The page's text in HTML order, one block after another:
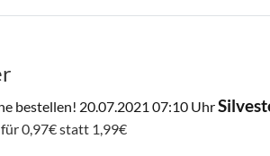
bestellen! 20.07.2021 07:10 Uhr
0,97€ statt 1,99€